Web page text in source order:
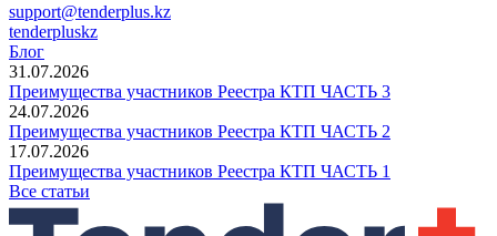
support@tenderplus.kz
tenderpluskz
Блог
31.07.2026
Преимущества участников Реестра КТП ЧАСТЬ 3
24.07.2026
Преимущества участников Реестра КТП ЧАСТЬ 2
17.07.2026
Преимущества участников Реестра КТП ЧАСТЬ 1
Все статьи